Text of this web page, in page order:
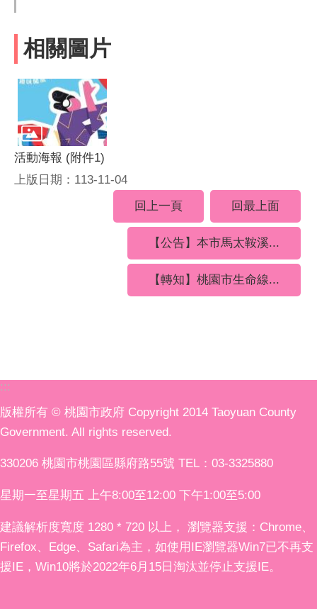
相關圖片
活動海報 (附件1)
上版日期：113-11-04
回上一頁
回最上面
【公告】本市馬太鞍溪...
【轉知】桃園市生命線...
:::
版權所有 © 桃園市政府 Copyright 2014 Taoyuan County
Government. All rights reserved.
330206 桃園市桃園區縣府路55號 TEL：03-3325880
星期一至星期五 上午8:00至12:00 下午1:00至5:00
建議解析度寬度 1280 * 720 以上， 瀏覽器支援：Chrome、
Firefox、Edge、Safari為主，如使用IE瀏覽器Win7已不再支
援IE，Win10將於2022年6月15日淘汰並停止支援IE。